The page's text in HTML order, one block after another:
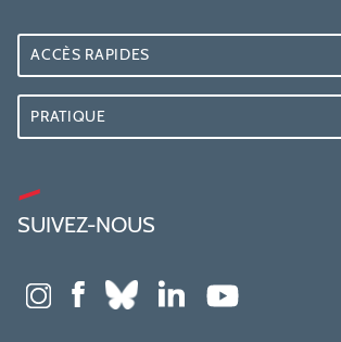
ACCÈS RAPIDES
PRATIQUE
SUIVEZ-NOUS